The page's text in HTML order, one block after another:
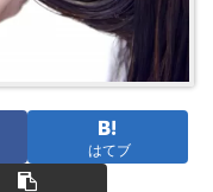
はてブ